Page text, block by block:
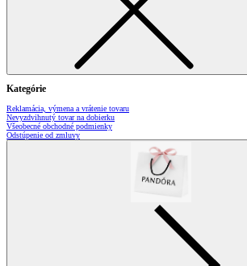
Kategórie
Reklamácia, výmena a vrátenie tovaru
Nevyzdvihnutý tovar na dobierku
Všeobecné obchodné podmienky
Odstúpenie od zmluvy